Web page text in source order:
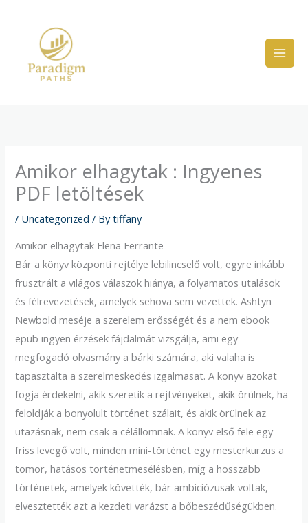
Amikor elhagytak : Ingyenes
PDF letöltések
/ Uncategorized / Bytiffany
Amikor elhagytak Elena Ferrante
Bár a könyv központi rejtélye lebilincselő volt, egyre inkább
frusztrált a világos válaszok hiánya, a folyamatos utalások
és félrevezetések, amelyek sehova sem vezettek. Ashtyn
Newbold meséje a szerelem erősségét és a nem ebook
epub ingyen érzések fájdalmát vizsgálja, ami egy
megfogadó olvasmány a bárki számára, aki valaha is
tapasztalta a szerelmeskedés izgalmasat. A könyv azokat
fogja érdekelni, akik szeretik a rejtvényeket, akik örülnek, ha
feloldják a bonyolult történet szálait, és akik örülnek az
utazásnak, nem csak a célállomnak. A könyv első fele egy
friss levegő volt, minden mini-történet egy mesterkurzus a
tömör, hatásos történetmesélésben, míg a hosszabb
történetek, amelyek követték, bár ambiciózusak voltak,
elvesztették azt a kezdeti varázst a bőbeszédűségükben.